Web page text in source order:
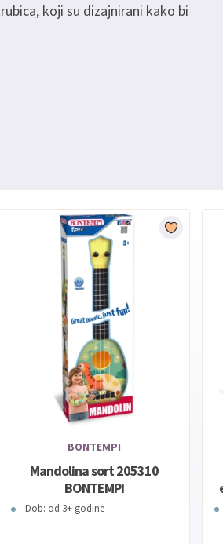
koji su dizajnirani kako bi
BONTEMPI
Mandolina sort 205310
BONTEMPI
Dob: od 3+ godine